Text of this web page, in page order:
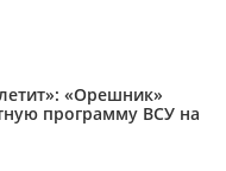
«Орешник»
программу ВСУ на